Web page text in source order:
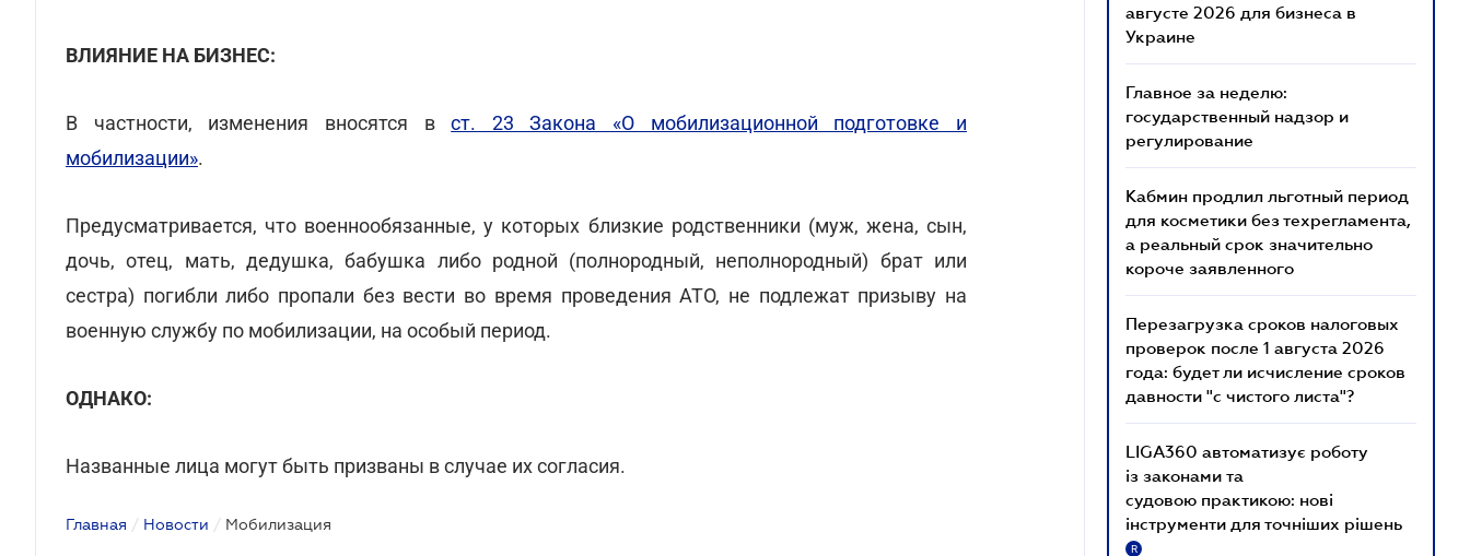
ВЛИЯНИЕ НА БИЗНЕС:
В частности, изменения вносятся вст. 23 Закона «О мобилизационной подготовке и
мобилизации».
Предусматривается, что военнообязанные, у которых близкие родственники (муж, жена, сын,
дочь, отец, мать, дедушка, бабушка либо родной (полнородный, неполнородный) брат или
сестра) погибли либо пропали без вести во время проведения АТО, не подлежат призыву на
военную службу по мобилизации, на особый период.
ОДНАКО:
Названные лица могут быть призваны в случае их согласия.
Главная / Новости / Мобилизация
августе 2026 для бизнеса в
Украине
Главное за неделю:
государственный надзор и
регулирование
Кабмин продлил льготный период
для косметики без техрегламента,
а реальный срок значительно
короче заявленного
Перезагрузка сроков налоговых
проверок после 1 августа 2026
года: будет ли исчисление сроков
давности "с чистого листа"?
LIGA360 автоматизує роботу
із законами та
судовою практикою: нові
інструменти для точніших рішень
R